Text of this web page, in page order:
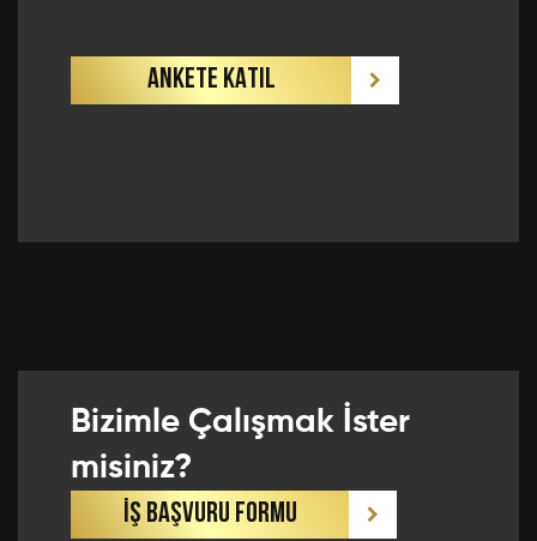
ANKETE KATIL
Bizimle Çalışmak İster
misiniz?
İŞ BAŞVURU FORMU